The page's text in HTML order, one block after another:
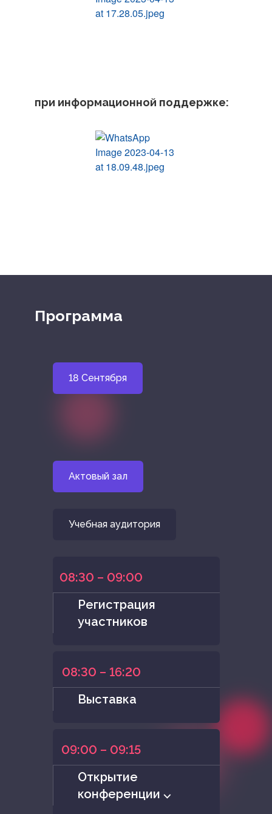
при информационной поддержке:
Программа
18 Сентября
Актовый зал
Учебная аудитория
08:30 – 09:00
Регистрация
участников
08:30 – 16:20
Выставка
09:00 – 09:15
Открытие
конференции ⌵